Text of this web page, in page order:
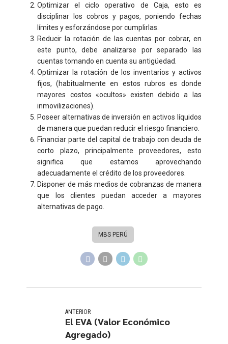
Optimizar el ciclo operativo de Caja, esto es
disciplinar los cobros y pagos, poniendo fechas
límites y esforzándose por cumplirlas.
Reducir la rotación de las cuentas por cobrar, en
este punto, debe analizarse por separado las
cuentas tomando en cuenta su antigüedad.
Optimizar la rotación de los inventarios y activos
fijos, (habitualmente en estos rubros es donde
mayores costos «ocultos» existen debido a las
inmovilizaciones).
Poseer alternativas de inversión en activos líquidos
de manera que puedan reducir el riesgo financiero.
Financiar parte del capital de trabajo con deuda de
corto plazo, principalmente proveedores, esto
significa que estamos aprovechando
adecuadamente el crédito de los proveedores.
Disponer de más medios de cobranzas de manera
que los clientes puedan acceder a mayores
alternativas de pago.
MBS PERÚ
ANTERIOR
El EVA (Valor Económico
Agregado)